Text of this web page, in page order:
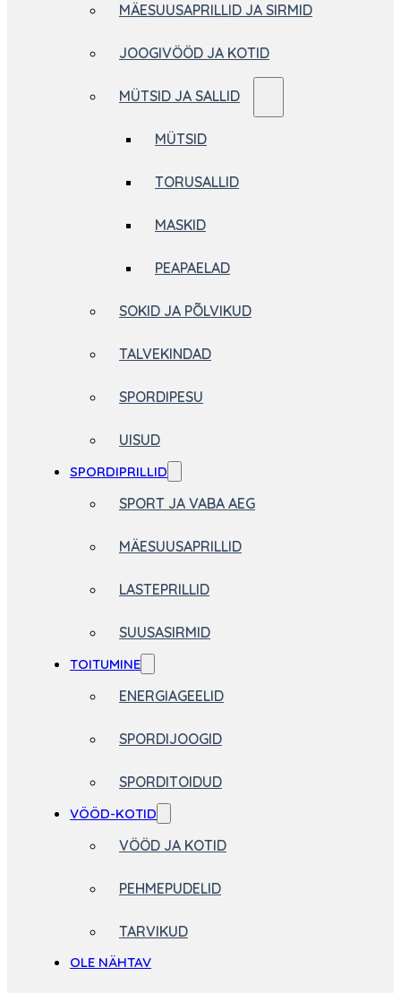
MÄESUUSAPRILLID JA SIRMID
JOOGIVÖÖD JA KOTID
MÜTSID JA SALLID
MÜTSID
TORUSALLID
MASKID
PEAPAELAD
SOKID JA PÕLVIKUD
TALVEKINDAD
SPORDIPESU
UISUD
SPORDIPRILLID
SPORT JA VABA AEG
MÄESUUSAPRILLID
LASTEPRILLID
SUUSASIRMID
TOITUMINE
ENERGIAGEELID
SPORDIJOOGID
SPORDITOIDUD
VÖÖD-KOTID
VÖÖD JA KOTID
PEHMEPUDELID
TARVIKUD
OLE NÄHTAV